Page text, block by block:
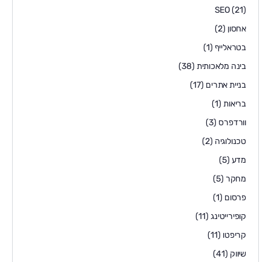
SEO(21)
אחסון (2)
בטראלייף (1)
בינה מלאכותית (38)
בניית אתרים (17)
בריאות(1)
וורדפרס (3)
טכנולוגיה (2)
מדע (5)
מחקר (5)
פרסום (1)
קופירייטינג(11)
קריפטו (11)
שיווק (41)